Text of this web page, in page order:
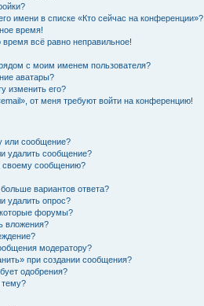
имени в списке «Кто сейчас на конференции»?
время!
всё равно неправильное!
с моим именем пользователя?
аватары?
изменить его?
от меня требуют войти на конференцию!
или сообщение?
удалить сообщение?
своему сообщению?
вариантов ответа?
удалить опрос?
форумы?
вложения?
модератору?
при создании сообщения?
одобрения?
тему?